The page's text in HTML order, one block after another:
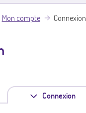
Mon compte Connexion
Connexion